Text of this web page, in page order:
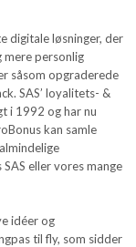
digitale løsninger, der
mere personlig
såsom opgraderede
SAS’ loyalitets- &
i 1992 og har nu
kan samle
eller vores mange
idéer og
til fly, som sidder